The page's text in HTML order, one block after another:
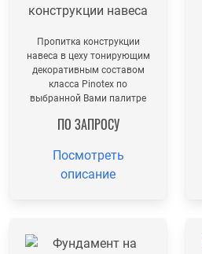
Пропитка конструкции
навеса в цеху тонирующим
декоративным составом
класса Pinotex по
выбранной Вами палитре
ПО ЗАПРОСУ
Посмотреть
описание